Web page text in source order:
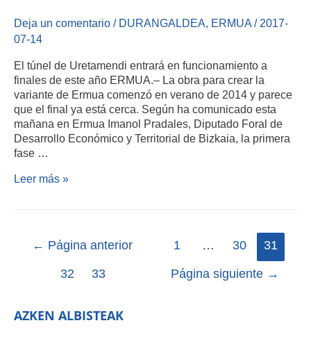
Deja un comentario / DURANGALDEA, ERMUA / 2017-
07-14
El túnel de Uretamendi entrará en funcionamiento a
finales de este año ERMUA.– La obra para crear la
variante de Ermua comenzó en verano de 2014 y parece
que el final ya está cerca. Según ha comunicado esta
mañana en Ermua Imanol Pradales, Diputado Foral de
Desarrollo Económico y Territorial de Bizkaia, la primera
fase …
Leer más »
← Página anterior 1 … 30 31
32 33 Página siguiente →
AZKEN ALBISTEAK